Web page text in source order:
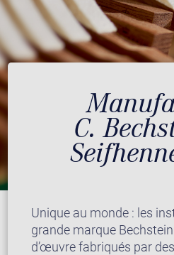
C.
Unique au monde : les
grande marque
d’œuvre fabriqués par